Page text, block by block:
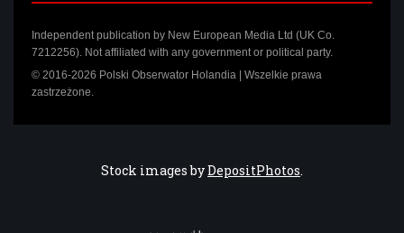
Independent publication by New European Media Ltd (UK Co.
7212256). Not affiliated with any government or political party.
© 2016-2026 Polski Obserwator Holandia | Wszelkie prawa
zastrzeżone.
Stock images byDepositPhotos.